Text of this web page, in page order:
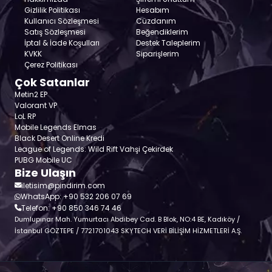
Gizlilik Politikası
Kullanıcı Sözleşmesi
Satış Sözleşmesi
İptal & İade Koşulları
KVKK
Çerez Politikası
Hesabım
Cüzdanım
Beğendiklerim
Destek Taleplerim
Siparişlerim
Çok Satanlar
Metin2 EP
Valorant VP
LoL RP
Mobile Legends Elmas
Black Desert Online Kredi
League of Legends: Wild Rift Vahşi Çekirdek
PUBG Mobile UC
Bize Ulaşın
iletisim@pindirim.com
WhatsApp: +90 532 206 07 69
Telefon: +90 850 346 74 46
Dumlupınar Mah. Yumurtacı Abdibey Cad. B Blok, NO:4 BE, Kadıköy /
İstanbul GÖZTEPE / 7721701043 SKYTECH VERİ BİLİŞİM HİZMETLERİ A.Ş.